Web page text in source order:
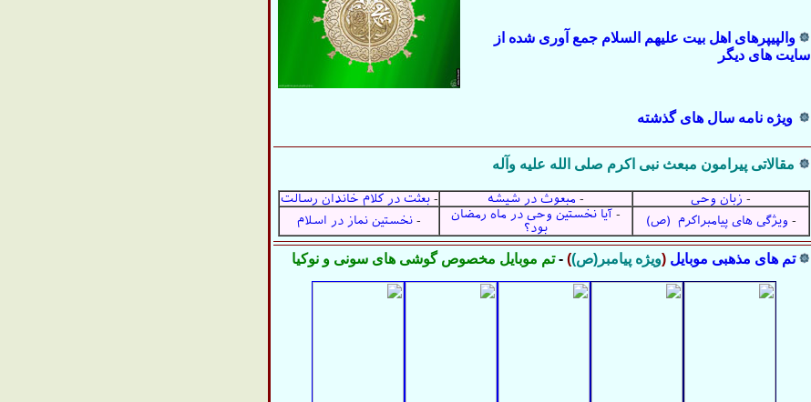
والپیپرهای اهل بیت علیهم السلام جمع آوری شده از
سایت های دیگر
ویژه نامه سال های گذشته
مقالاتی پیرامون مبعث نبی اکرم صلی الله علیه وآله
- زبان وحى - مبعوث در شیشه -بعثت در كلام خاندان رسالت
- ویژگی های پیامبراکرم (ص) - آیا نخستین وحى در ماه رمضان
بود؟
- نخستین نماز در اسلام
تم های مذهبی موبایل (ویژه پیامبر(ص))
-تم موبایل مخصوص گوشی های سونی و نوکیا